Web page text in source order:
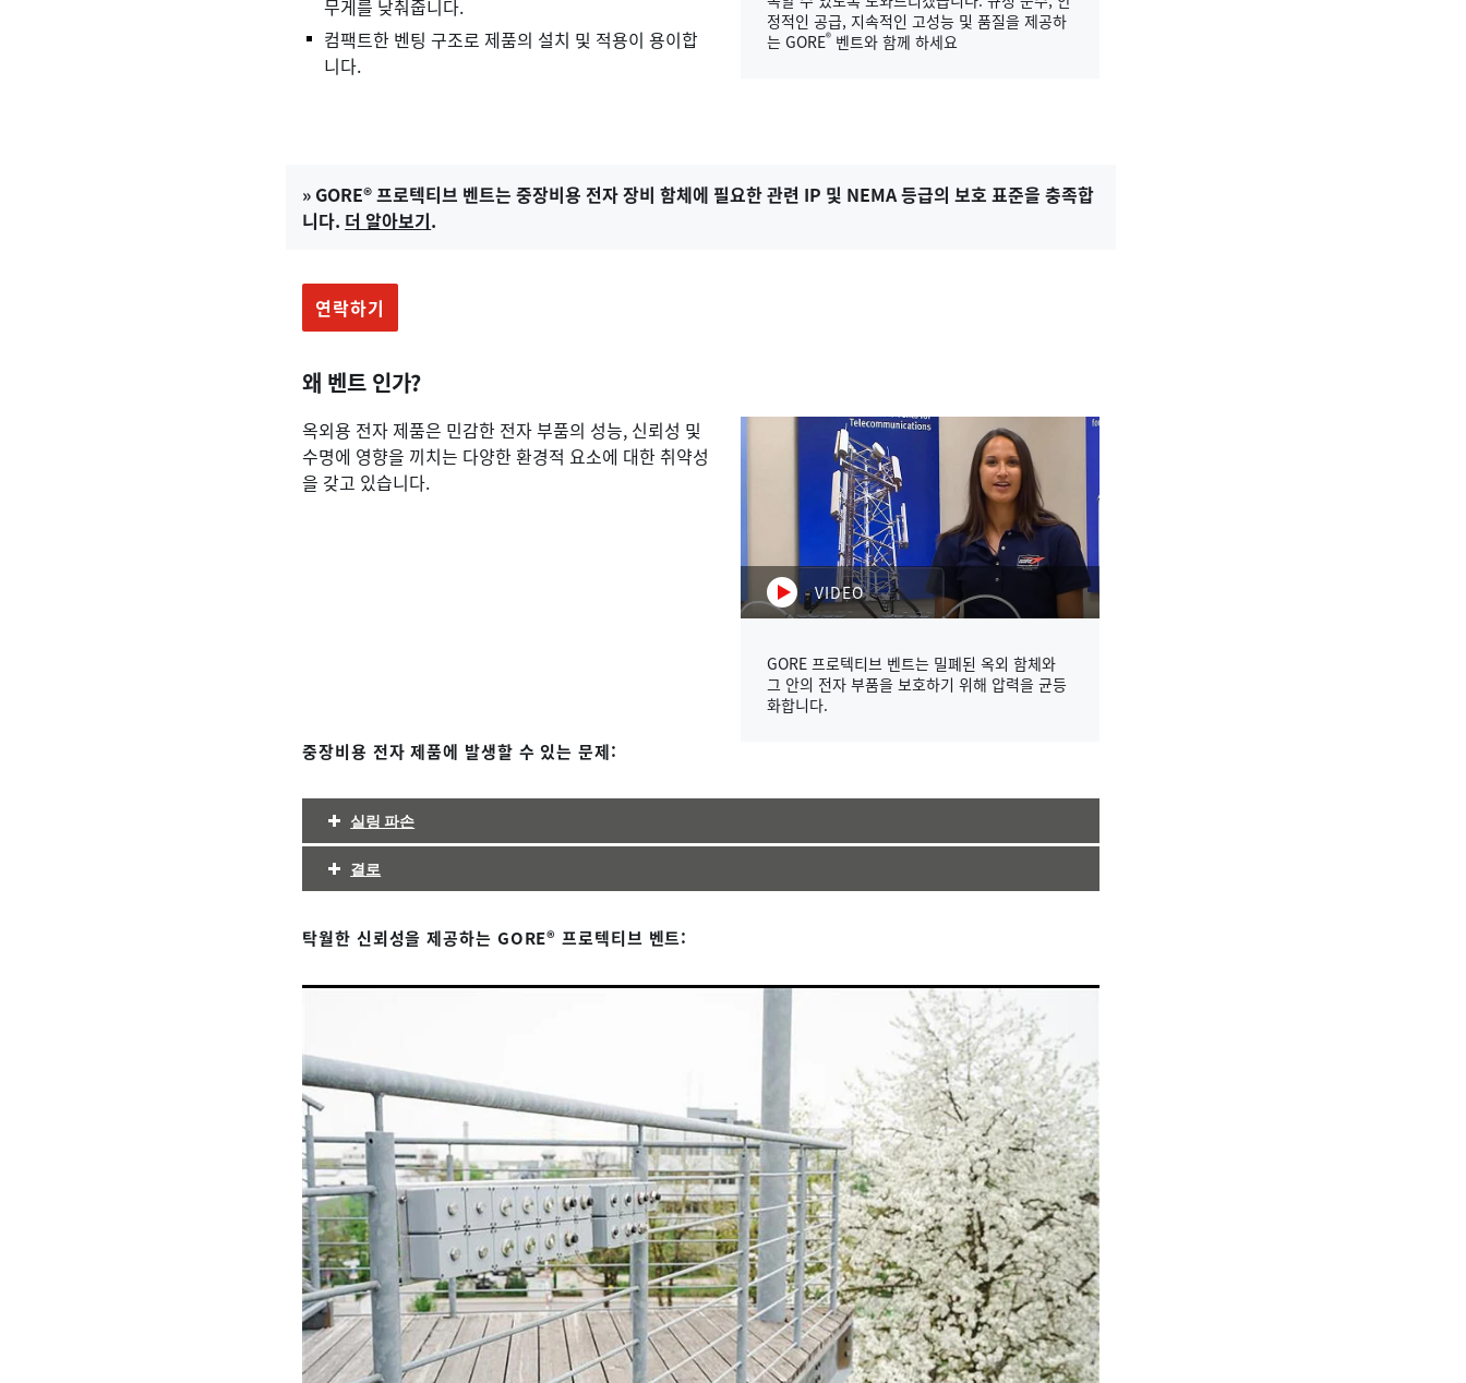
정적인 공급, 지속적인 고성능 및 품질을 제공하
는 GORE® 벤트와 함께 하세요
무게를 낮춰줍니다.
컴팩트한 벤팅 구조로 제품의 설치 및 적용이 용이합
니다.
» GORE® 프로텍티브 벤트는 중장비용 전자 장비 함체에 필요한 관련 IP 및 NEMA 등급의 보호 표준을 충족합
니다. 더 알아보기.
연락하기
왜 벤트 인가?
VIDEO
GORE 프로텍티브 벤트는 밀폐된 옥외 함체와
그 안의 전자 부품을 보호하기 위해 압력을 균등
화합니다.
옥외용 전자 제품은 민감한 전자 부품의 성능, 신뢰성 및
수명에 영향을 끼치는 다양한 환경적 요소에 대한 취약성
을 갖고 있습니다.
중장비용 전자 제품에 발생할 수 있는 문제:
실링 파손
결로
탁월한 신뢰성을 제공하는 GORE® 프로텍티브 벤트: